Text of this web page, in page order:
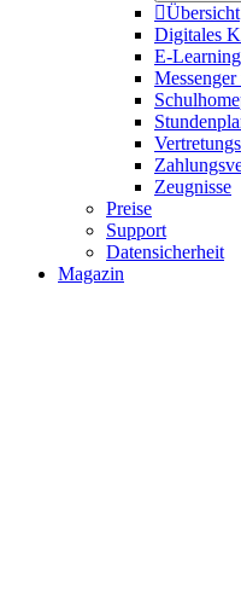
Übersicht
Digitales
E-Learning
Zeugnisse
Preise
Support
Datensicherheit
Magazin